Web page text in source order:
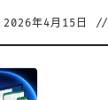
2026年4月15日